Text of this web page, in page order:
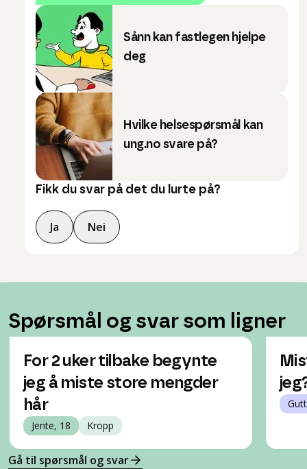
Sånn kan fastlegen hjelpe
deg
Hvilke helsespørsmål kan
ung.no svare på?
Fikk du svar på det du lurte på?
Ja Nei
Spørsmål og svar som ligner
For 2 uker tilbake begynte
jeg å miste store mengder
hår
Jente, 18 Kropp
Gå til spørsmål og svar